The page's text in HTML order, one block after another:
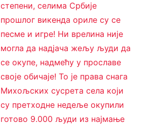
степени, селима Србије
прошлог викенда ориле су се
песме и игре! Ни врелина није
могла да надјача жељу људи да
се окупе, надмећу у прославе
своје обичаје! То је права снага
Михољских сусрета села који
су претходне недеље окупили
готово 9.000 људи из најмање